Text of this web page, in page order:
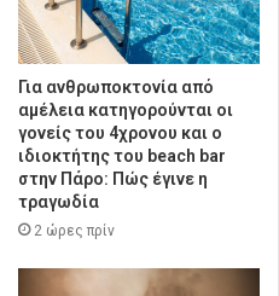
Για ανθρωποκτονία από
αμέλεια κατηγορούνται οι
γονείς του 4χρονου και ο
ιδιοκτήτης του beach bar
στην Πάρο: Πώς έγινε η
τραγωδία
2 ώρες πρίν